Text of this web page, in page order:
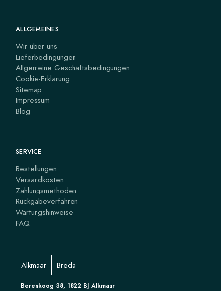
ALLGEMEINES
Wir über uns
Lieferbedingungen
Allgemeine Geschäftsbedingungen
Cookie-Erklärung
Sitemap
Impressum
Blog
SERVICE
Bestellungen
Versandkosten
Zahlungsmethoden
Rückgabeverfahren
Wartungshinweise
FAQ
Alkmaar Breda
Berenkoog 38, 1822 BJ Alkmaar